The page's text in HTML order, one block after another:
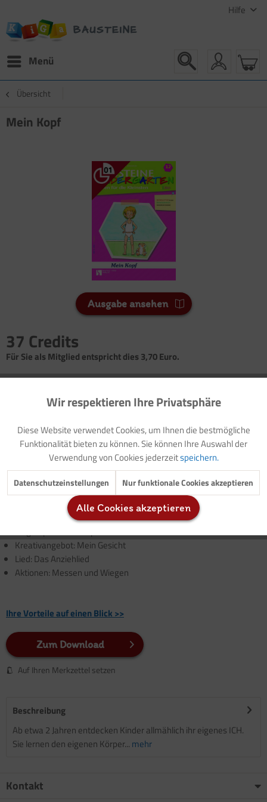
Hilfe
Menü
Übersicht
Mein Kopf
Ausgabe ansehen
37 Credits
Für Sie als Mitglied entspricht dies 3,70 Euro.
Vorwort: Dimensionen und Erfahrungsfeld
Vorlage: Elternbrief
Gestaltungstipp: Emmas Ecke
Geschichte: Emma geht in den Kindergarten
Buchtipps
Geschichte: So sehe ich aus
Selbsterfahrung: Spiegelbetrachtung
Kreativangebot: Mein Gesicht
Lied: Das Anziehlied
Aktionen: Messen und Wiegen
Ihre Vorteile auf einen Blick >>
Zum Download
Auf Ihren Merkzettel setzen
Beschreibung
Ab etwa 2 Jahren entdecken Kinder allmählich ihr eigenes ICH.
Sie lernen den eigenen Körper... mehr
Kontakt
Funktionale Aktiv
Marketing Inaktiv
Tracking Inaktiv
Inaktiv
Wir respektieren Ihre Privatsphäre
Diese Website verwendet Cookies, um Ihnen die bestmögliche
Funktionalität bieten zu können. Sie können Ihre Auswahl der
Verwendung von Cookies jederzeitspeichern.
Datenschutzeinstellungen Nur funktionale Cookies akzeptieren
Alle Cookies akzeptieren